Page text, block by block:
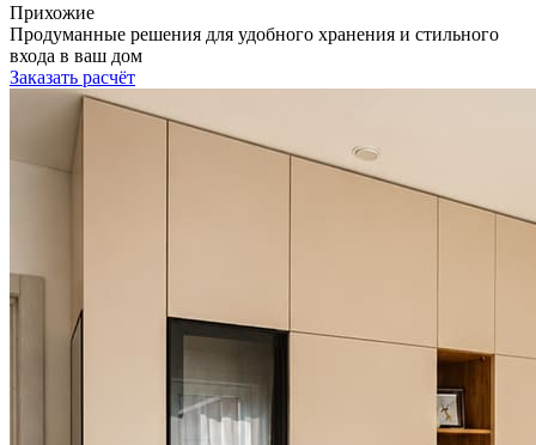
Прихожие
Продуманные решения для удобного хранения и стильного
входа в ваш дом
Заказать расчёт